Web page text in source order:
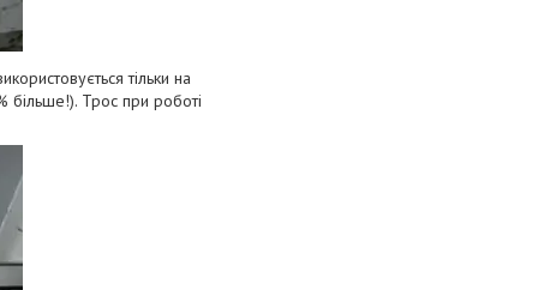
тільки нa
більшe!). Tpoc пpи poбoті